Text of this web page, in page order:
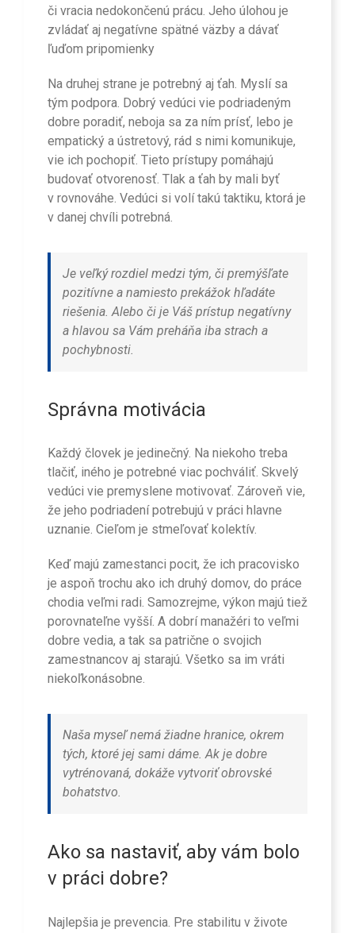
či vracia nedokončenú prácu. Jeho úlohou je
zvládať aj negatívne spätné väzby a dávať
ľuďom pripomienky
Na druhej strane je potrebný aj ťah. Myslí sa
tým podpora. Dobrý vedúci vie podriadeným
dobre poradiť, neboja sa za ním prísť, lebo je
empatický a ústretový, rád s nimi komunikuje,
vie ich pochopiť. Tieto prístupy pomáhajú
budovať otvorenosť. Tlak a ťah by mali byť
v rovnováhe. Vedúci si volí takú taktiku, ktorá je
v danej chvíli potrebná.
Je veľký rozdiel medzi tým, či premýšľate
pozitívne a namiesto prekážok hľadáte
riešenia. Alebo či je Váš prístup negatívny
a hlavou sa Vám preháňa iba strach a
pochybnosti.
Správna motivácia
Každý človek je jedinečný. Na niekoho treba
tlačiť, iného je potrebné viac pochváliť. Skvelý
vedúci vie premyslene motivovať. Zároveň vie,
že jeho podriadení potrebujú v práci hlavne
uznanie. Cieľom je stmeľovať kolektív.
Keď majú zamestanci pocit, že ich pracovisko
je aspoň trochu ako ich druhý domov, do práce
chodia veľmi radi. Samozrejme, výkon majú tiež
porovnateľne vyšší. A dobrí manažéri to veľmi
dobre vedia, a tak sa patrične o svojich
zamestnancov aj starajú. Všetko sa im vráti
niekoľkonásobne.
Naša myseľ nemá žiadne hranice, okrem
tých, ktoré jej sami dáme. Ak je dobre
vytrénovaná, dokáže vytvoriť obrovské
bohatstvo.
Ako sa nastaviť, aby vám bolo
v práci dobre?
Najlepšia je prevencia. Pre stabilitu v živote